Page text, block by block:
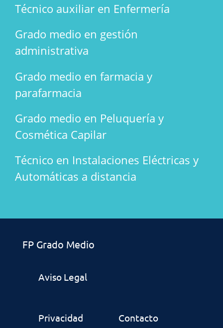
Técnico auxiliar en Enfermería
Grado medio en gestión
administrativa
Grado medio en farmacia y
parafarmacia
Grado medio en Peluquería y
Cosmética Capilar
Técnico en Instalaciones Eléctricas y
Automáticas a distancia
FP Grado Medio
Aviso Legal
Privacidad Contacto